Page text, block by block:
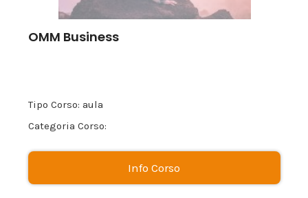
OMM Business
Tipo Corso: aula
Categoria Corso:
Info Corso